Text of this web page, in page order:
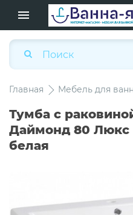
Главная Мебель для
Тумба с
Даймонд 80 Люкс
белая